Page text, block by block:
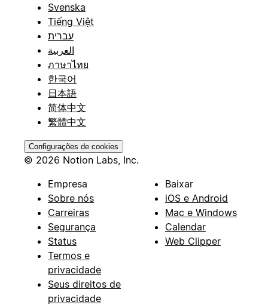
Svenska
Tiếng Việt
עברית
العربية
ภาษาไทย
한국어
日本語
简体中文
繁體中文
Configurações de cookies
© 2026 Notion Labs, Inc.
Empresa
Sobre nós
Carreiras
Segurança
Status
Termos e
privacidade
Seus direitos de
privacidade
Baixar
iOS e Android
Mac e Windows
Calendar
Web Clipper